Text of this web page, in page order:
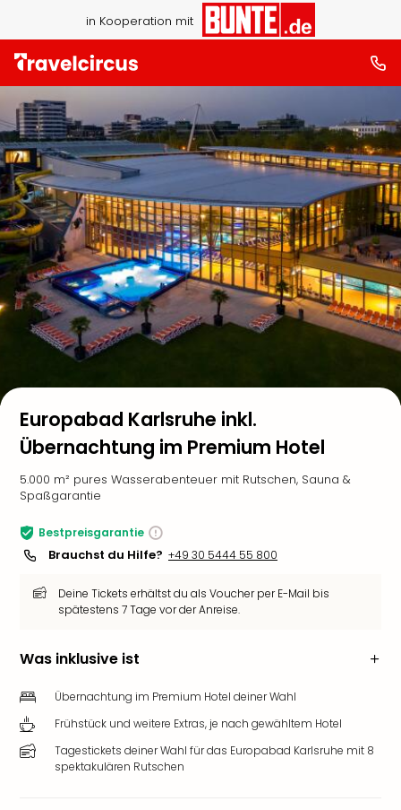
in Kooperation mit
Europabad Karlsruhe inkl.
Übernachtung im Premium Hotel
5.000 m² pures Wasserabenteuer mit Rutschen, Sauna &
Spaßgarantie
Bestpreisgarantie
Brauchst du Hilfe? +49 30 5444 55 800
Deine Tickets erhältst du als Voucher per E-Mail bis
spätestens 7 Tage vor der Anreise.
Was inklusive ist
Übernachtung im Premium Hotel deiner Wahl
Frühstück und weitere Extras, je nach gewähltem Hotel
Tagestickets deiner Wahl für das Europabad Karlsruhe mit 8
spektakulären Rutschen